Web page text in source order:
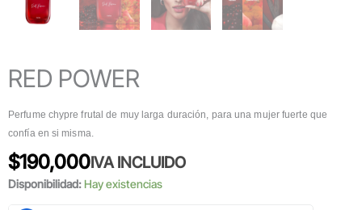
RED POWER
Perfume chypre frutal de muy larga duración, para una mujer fuerte que
confía en si misma.
$190,000IVA INCLUIDO
Disponibilidad:Hay existencias